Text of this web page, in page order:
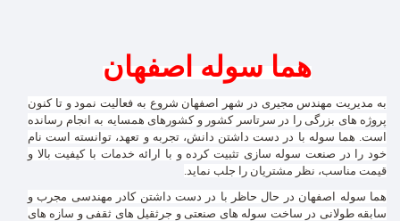
هما سوله اصفهان
به مدیریت مهندس مجیری در شهر اصفهان شروع به فعالیت نمود و تا کنون
پروژه های بزرگی را در سرتاسر کشور و کشورهای همسایه به انجام رسانده
است. هما سوله با در دست داشتن دانش، تجربه و تعهد، توانسته است نام
خود را در صنعت سوله سازی تثبیت کرده و با ارائه خدمات با کیفیت بالا و
قیمت مناسب، نظر مشتریان را جلب نماید.
هما سوله اصفهان در حال حاظر با در دست داشتن کادر مهندسی مجرب و
سابقه طولانی در ساخت سوله های صنعتی و جرثقیل های ثقفی و سازه های